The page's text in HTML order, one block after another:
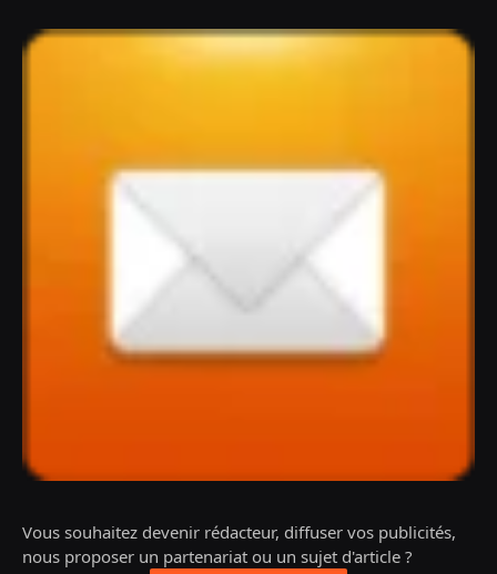
Vous souhaitez devenir rédacteur, diffuser vos publicités,
nous proposer un partenariat ou un sujet d'article ?